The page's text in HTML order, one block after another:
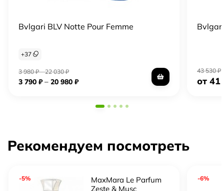
Bvlgari BLV Notte Pour Femme
+37
3 980₽–22 030₽
3 790₽–20 980₽
43 530₽
от
Рекомендуем посмотреть
-5%
MaxMara Le Parfum
Zeste & Musc
-6%